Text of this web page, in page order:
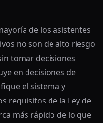
de los asistentes
no son de alto riesgo
tomar decisiones
en decisiones de
el sistema y
requisitos de la Ley de
más rápido de lo que